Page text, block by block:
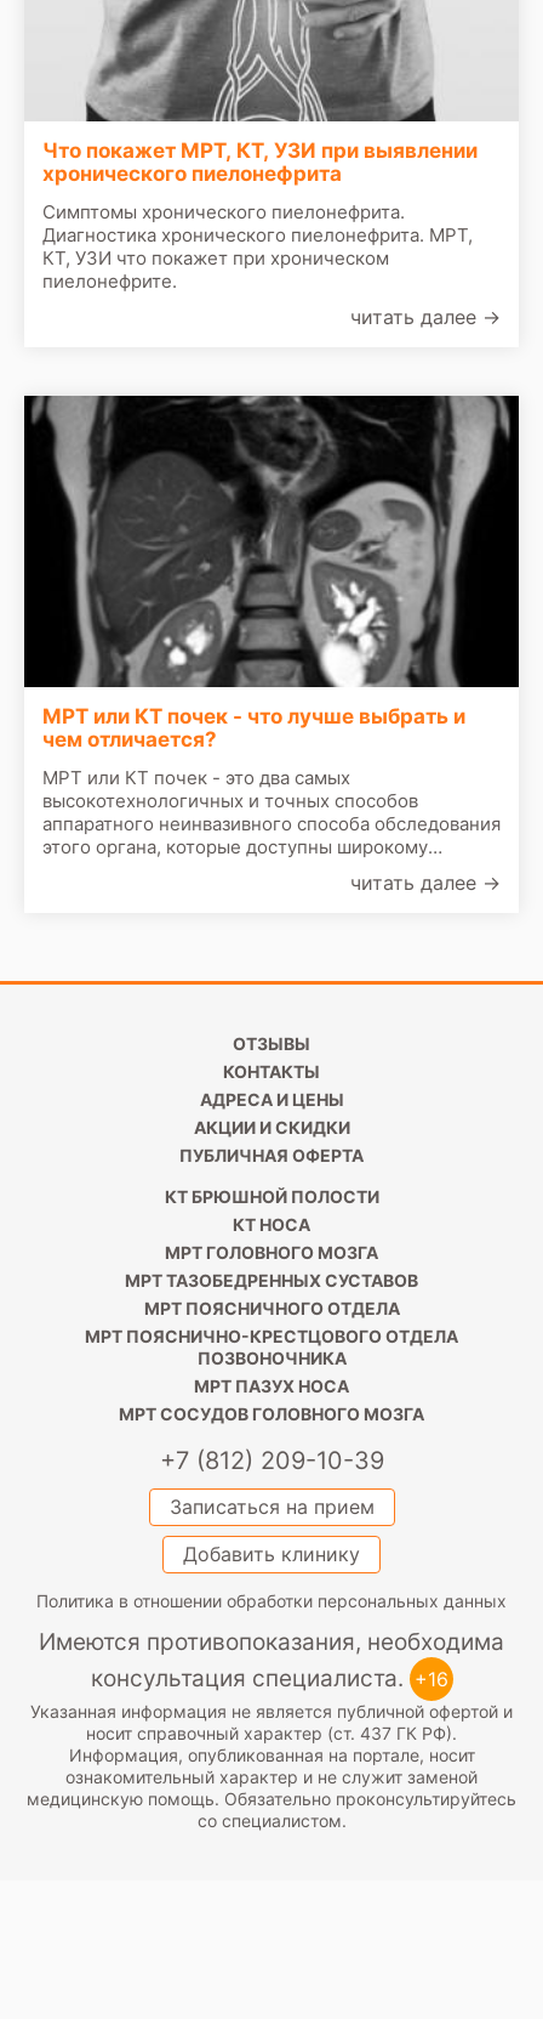
Что покажет МРТ, КТ, УЗИ при выявлении
хронического пиелонефрита
Симптомы хронического пиелонефрита.
Диагностика хронического пиелонефрита. МРТ,
КТ, УЗИ что покажет при хроническом
пиелонефрите.
читать далее →
МРТ или КТ почек - что лучше выбрать и
чем отличается?
МРТ или КТ почек - это два самых
высокотехнологичных и точных способов
аппаратного неинвазивного способа обследования
этого органа, которые доступны широкому
Санкт-Петербурга. Чаще всего такоечитать далее →
ОТЗЫВЫ
КОНТАКТЫ
АДРЕСА И ЦЕНЫ
АКЦИИ И СКИДКИ
ПУБЛИЧНАЯ ОФЕРТА
КТ БРЮШНОЙ ПОЛОСТИ
КТ НОСА
МРТ ГОЛОВНОГО МОЗГА
МРТ ТАЗОБЕДРЕННЫХ СУСТАВОВ
МРТ ПОЯСНИЧНОГО ОТДЕЛА
МРТ ПОЯСНИЧНО-КРЕСТЦОВОГО ОТДЕЛА
ПОЗВОНОЧНИКА
МРТ ПАЗУХ НОСА
МРТ СОСУДОВ ГОЛОВНОГО МОЗГА
+7 (812) 209-10-39
Записаться на прием
Добавить клинику
Политика в отношении обработки персональных данных
Имеются противопоказания, необходима
консультация специалиста. +16
Указанная информация не является публичной офертой и
носит справочный характер (ст. 437 ГК РФ).
Информация, опубликованная на портале, носит
ознакомительный характер и не служит заменой
медицинскую помощь. Обязательно проконсультируйтесь
со специалистом.